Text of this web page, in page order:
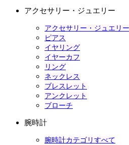
アクセサリー・ジュエリー
アクセサリー・ジュエリ
ピアス
イヤリング
イヤーカフ
リング
ネックレス
ブレスレット
アンクレット
ブローチ
腕時計
腕時計カテゴリすべて